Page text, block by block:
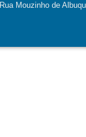
Mouzinho de